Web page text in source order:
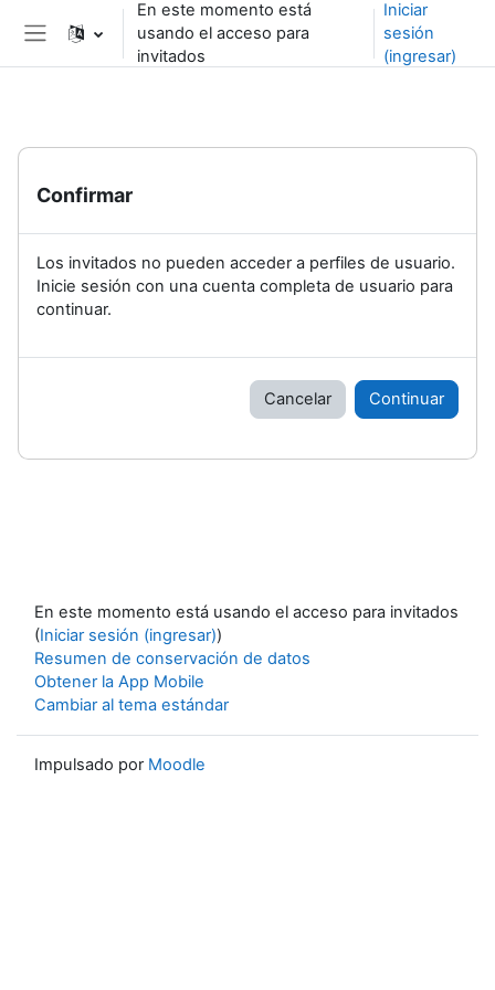
Saltar al contenido principal
Pánel lateral
En este momento está
usando el acceso para
invitados
Iniciar
sesión
(ingresar)
Confirmar
Los invitados no pueden acceder a perfiles de usuario.
Inicie sesión con una cuenta completa de usuario para
continuar.
Cancelar Continuar
En este momento está usando el acceso para invitados
(Iniciar sesión (ingresar))
Resumen de conservación de datos
Obtener la App Mobile
Cambiar al tema estándar
Impulsado por Moodle